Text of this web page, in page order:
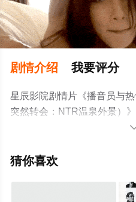
剧情介绍 我要评分
星辰影院剧情片《播音员与
突然转会：NTR温泉外景）
导，广濑由里等明星精彩演
可移步至豆瓣电影、电视猫或
猜你喜欢